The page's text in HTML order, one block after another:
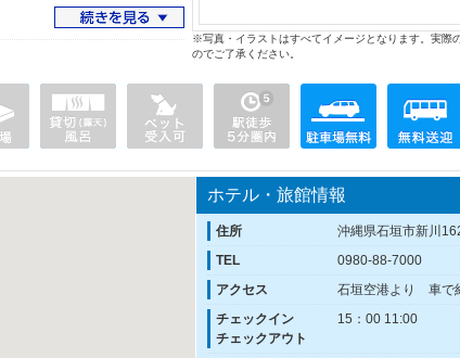
※写真・イラストはすべてイメージとなります。実際
のでご了承ください。
ホテル・旅館情報
住所
沖縄県石垣市新川
TEL
0980-88-7000
アクセス
石垣空港より 車で
チェックイン
チェックアウト
15：00 11:00